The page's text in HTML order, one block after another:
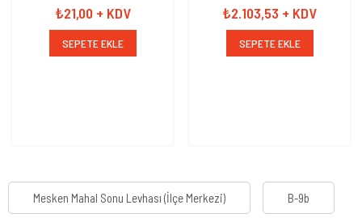
₺21,00 + KDV
SEPETE EKLE
₺2.103,53 + KDV
SEPETE EKLE
Mesken Mahal Sonu Levhası (İlçe Merkezi) B-9b